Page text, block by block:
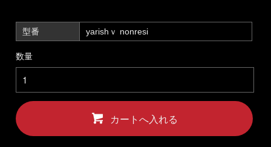
型番 yarishｖ nonresi
数量
カートへ入れる